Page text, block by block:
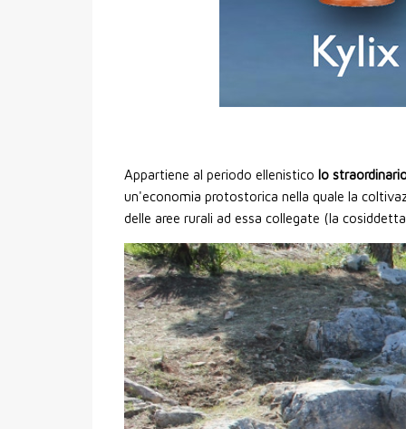
Appartiene al periodo ellenistico lo
un'economia protostorica nella quale la
delle aree rurali ad essa collegate (la cosiddetta